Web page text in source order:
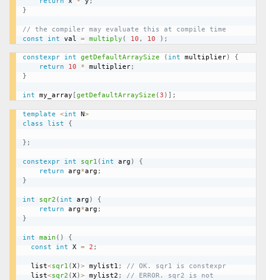
}
// the compiler may evaluate this at compile time
const
int val = multiply ( 10 , 10 ) ;
constexpr int getDefaultArraySize ( int multiplier)
{
return
10 * multiplier;
}
int my_array getDefaultArraySize ( 3 ) ;
template <int N>
class
list {
} ;
constexpr int sqr1 ( int arg )
{
return arg*arg ;
}
int sqr2 ( int arg )
{
return arg*arg ;
}
int main ( )
{
const
int X = 2 ;
  list
<sqr1 (X)> mylist1 ;
// OK. sqr1 is constexpr
  list
<sqr2 (X)> mylist2 ;
// ERROR. sqr2 is not